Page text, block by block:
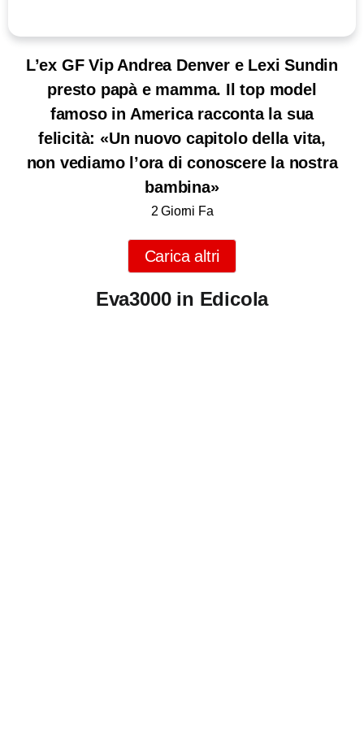
L’ex GF Vip Andrea Denver e Lexi Sundin
presto papà e mamma. Il top model
famoso in America racconta la sua
felicità: «Un nuovo capitolo della vita,
non vediamo l’ora di conoscere la nostra
bambina»
2 Giorni Fa
Carica altri
Eva3000 in Edicola